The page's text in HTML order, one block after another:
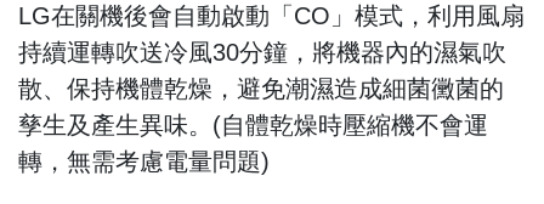
LG在關機後會自動啟動「CO」模式，利用風扇
持續運轉吹送冷風30分鐘，將機器內的濕氣吹
散、保持機體乾燥，避免潮濕造成細菌黴菌的
孳生及產生異味。(自體乾燥時壓縮機不會運
轉，無需考慮電量問題)